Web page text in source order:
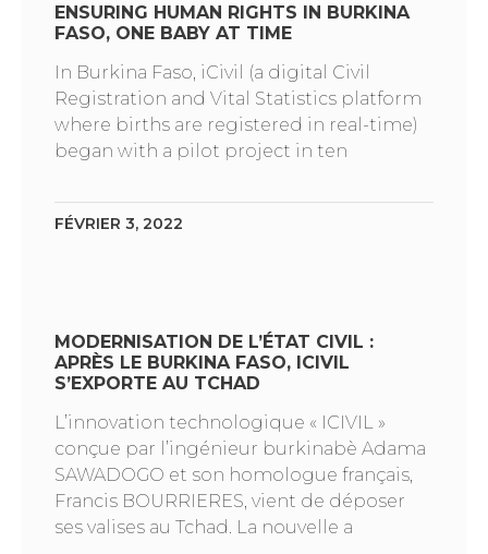
ENSURING HUMAN RIGHTS IN BURKINA
FASO, ONE BABY AT TIME
In Burkina Faso, iCivil (a digital Civil
Registration and Vital Statistics platform
where births are registered in real-time)
began with a pilot project in ten
FÉVRIER 3, 2022
MODERNISATION DE L’ÉTAT CIVIL :
APRÈS LE BURKINA FASO, ICIVIL
S’EXPORTE AU TCHAD
L’innovation technologique « ICIVIL »
conçue par l’ingénieur burkinabè Adama
SAWADOGO et son homologue français,
Francis BOURRIERES, vient de déposer
ses valises au Tchad. La nouvelle a